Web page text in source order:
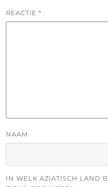
REACTIE *
NAAM
IN WELK AZIATISCH LAND